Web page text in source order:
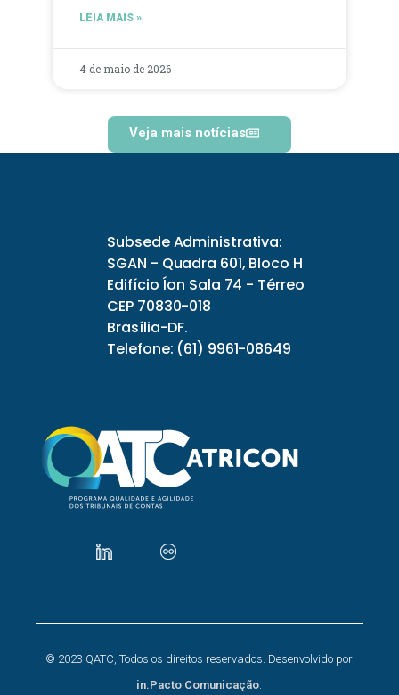
LEIA MAIS »
4 de maio de 2026
Veja mais notícias
Subsede Administrativa:
SGAN - Quadra 601, Bloco H
Edifício Íon Sala 74 - Térreo
CEP 70830-018
Brasília-DF.
Telefone: (61) 9961-08649
© 2023 QATC, Todos os direitos reservados. Desenvolvido por
in.Pacto Comunicação